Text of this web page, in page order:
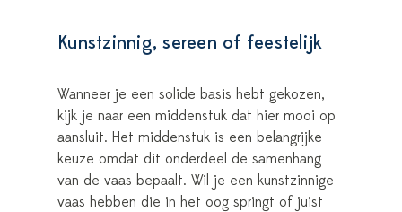
Kunstzinnig, sereen of feestelijk
Wanneer je een solide basis hebt gekozen,
kijk je naar een middenstuk dat hier mooi op
aansluit. Het middenstuk is een belangrijke
keuze omdat dit onderdeel de samenhang
van de vaas bepaalt. Wil je een kunstzinnige
vaas hebben die in het oog springt of juist